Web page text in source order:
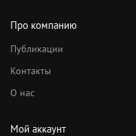
Про компанию
Публикации
Контакты
О нас
Мой аккаунт